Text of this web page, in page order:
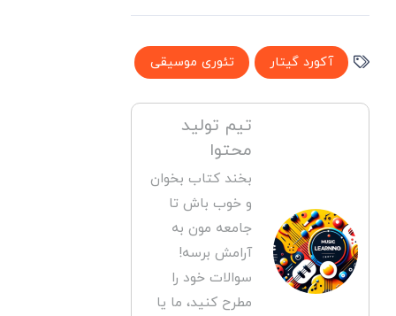
آکورد گیتار تئوری موسیقی
تیم تولید
محتوا
بخند کتاب بخوان
و خوب باش تا
جامعه مون به
آرامش برسه!
سوالات خود را
مطرح کنید، ما یا